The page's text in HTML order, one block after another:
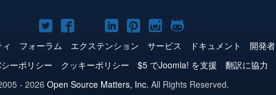
Joomla!
Twitter
Joomla!
Facebook
Joomla!
YouTube
Joomla!
LinkedIn
Joomla!
Pinterest
Joomla!
Instagram
Joomla!
GitHub
フォーラム エクステンション サービス ドキュメント 開発者
ーポリシー クッキーポリシー $5 でJoomla! を支援 翻訳に協力
- 2026 Open Source Matters, Inc. All Rights Reserved.